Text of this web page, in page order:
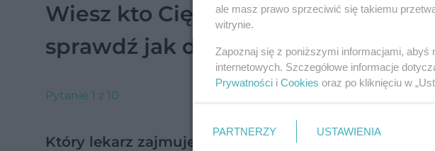
Wiesz kto Cię wyleczy? Przypasuj
sprawdź jak dobrze się na tym
Pytanie 1 z 10
Który lekarz zajmuje się problemami z tarczycą?
ale masz prawo sprzeciwić się takiemu
witrynie.
Zapoznaj się z poniższymi informacjami,
internetowych. Szczegółowe informacje
Prywatności i Cookies oraz po kliknięciu w
PARTNERZY USTAWIENIA